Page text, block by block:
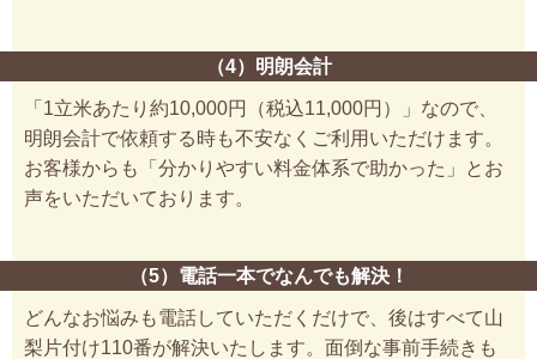
（4）明朗会計
「1立米あたり約10,000円（税込11,000円）」なので、
明朗会計で依頼する時も不安なくご利用いただけます。
お客様からも「分かりやすい料金体系で助かった」とお
声をいただいております。
（5）電話一本でなんでも解決！
どんなお悩みも電話していただくだけで、後はすべて山
梨片付け110番が解決いたします。面倒な事前手続きも